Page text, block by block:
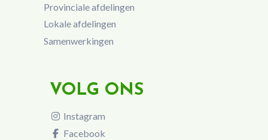
Provinciale afdelingen
Lokale afdelingen
Samenwerkingen
VOLG ONS
Instagram
Facebook